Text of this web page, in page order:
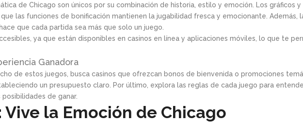
de Chicago son únicos por su combinación de historia, estilo y emoción. Los gráficos
las funciones de bonificación mantienen la jugabilidad fresca y emocionante. Además,
que cada partida sea más que solo un juego.
ya que están disponibles en casinos en línea y aplicaciones móviles, lo que te
Ganadora
de estos juegos, busca casinos que ofrezcan bonos de bienvenida o promociones
un presupuesto claro. Por último, explora las reglas de cada juego para
de ganar.
Vive la Emoción de Chicago